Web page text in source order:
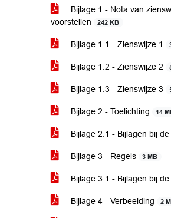
Bijlage 1 - Nota van
voorstellen
242 KB
Bijlage 1.1 - Zienswijze 1
Bijlage 1.2 - Zienswijze 2
Bijlage 1.3 - Zienswijze 3
Bijlage 2 - Toelichting 14
Bijlage 2.1 - Bijlagen bij
Bijlage 3 - Regels 3 MB
Bijlage 3.1 - Bijlagen bij
Bijlage 4 - Verbeelding 2